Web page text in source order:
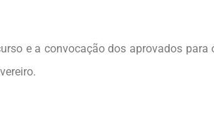
e a convocação dos aprovados para